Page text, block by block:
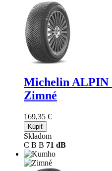
Michelin ALPIN
Zimné
169,35 €
Kúpiť
Skladom
C B B 71 dB